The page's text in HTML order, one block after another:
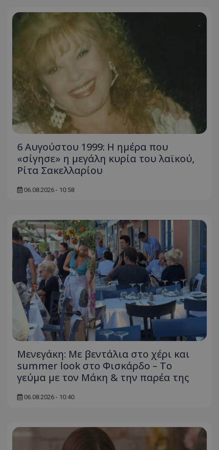
6 Αυγούστου 1999: Η ημέρα που
«σίγησε» η μεγάλη κυρία του λαϊκού,
Ρίτα Σακελλαρίου
06.08.2026 - 10:58
Μενεγάκη: Με βεντάλια στο χέρι και
summer look στο Φισκάρδο – Το
γεύμα με τον Μάκη & την παρέα της
06.08.2026 - 10:40